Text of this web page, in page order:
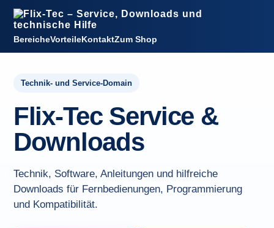
BereicheVorteileKontaktZum Shop
Technik- und Service-Domain
Flix-Tec Service &
Downloads
Technik, Software, Anleitungen und hilfreiche
Downloads für Fernbedienungen, Programmierung
und Kompatibilität.